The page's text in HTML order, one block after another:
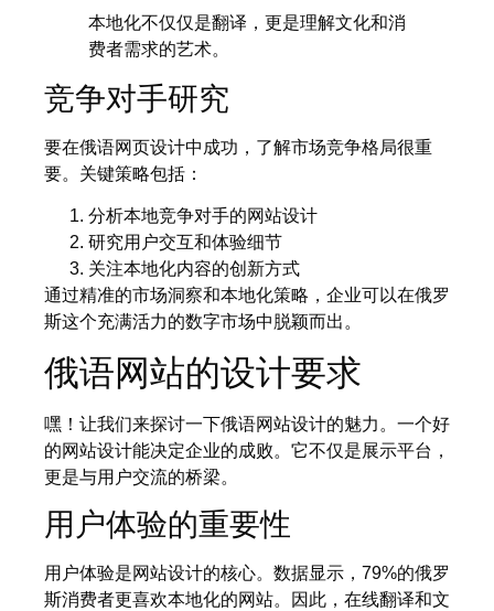
本地化不仅仅是翻译，更是理解文化和消
费者需求的艺术。
竞争对手研究
要在俄语网页设计中成功，了解市场竞争格局很重
要。关键策略包括：
分析本地竞争对手的网站设计
研究用户交互和体验细节
关注本地化内容的创新方式
通过精准的市场洞察和本地化策略，企业可以在俄罗
斯这个充满活力的数字市场中脱颖而出。
俄语网站的设计要求
嘿！让我们来探讨一下俄语网站设计的魅力。一个好
的网站设计能决定企业的成败。它不仅是展示平台，
更是与用户交流的桥梁。
用户体验的重要性
用户体验是网站设计的核心。数据显示，79%的俄罗
斯消费者更喜欢本地化的网站。因此，在线翻译和文